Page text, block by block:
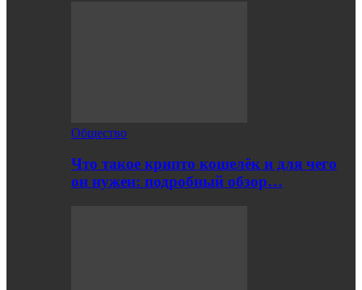
Общество
Что такое крипто кошелёк и для чего
он нужен: подробный обзор…